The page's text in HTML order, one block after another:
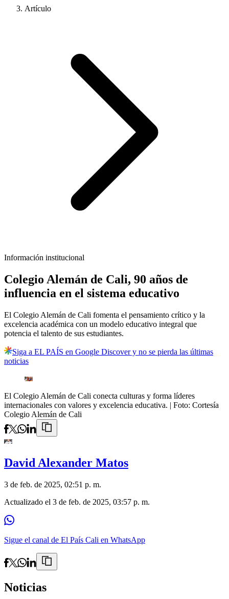
Artículo
Información institucional
Colegio Alemán de Cali, 90 años de
influencia en el sistema educativo
El Colegio Alemán de Cali fomenta el pensamiento crítico y la
excelencia académica con un modelo educativo integral que
potencia el talento de sus estudiantes.
Siga a EL PAÍS en Google Discover y no se pierda las últimas
noticias
El Colegio Alemán de Cali conecta culturas y forma líderes
internacionales con valores y excelencia educativa. | Foto: Cortesía
Colegio Alemán de Cali
David Alexander Matos
3 de feb. de 2025, 02:51 p. m.
Actualizado el 3 de feb. de 2025, 03:57 p. m.
Sigue el canal de El País Cali en WhatsApp
Noticias